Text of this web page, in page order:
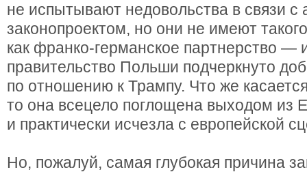
не испытывают недовольства в связи с
законопроектом, но они не имеют
как франко-германское партнерство —
правительство Польши подчеркнуто
по отношению к Трампу. Что же
то она всецело поглощена выходом из
и практически исчезла с европейской
Но, пожалуй, самая глубокая причина